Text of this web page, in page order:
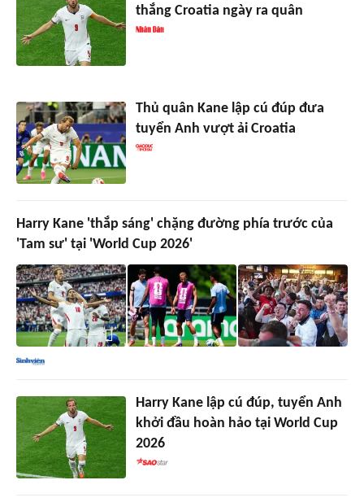
thắng Croatia ngày ra quân
Thủ quân Kane lập cú đúp đưa
tuyển Anh vượt ải Croatia
Harry Kane 'thắp sáng' chặng đường phía trước của
'Tam sư' tại 'World Cup 2026'
Harry Kane lập cú đúp, tuyển Anh
khởi đầu hoàn hảo tại World Cup
2026